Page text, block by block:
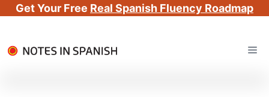
Get Your Free Real Spanish Fluency Roadmap
to